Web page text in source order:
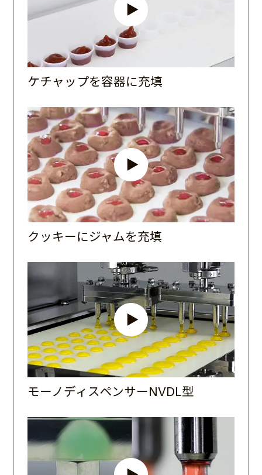
ケチャップを容器に充填
クッキーにジャムを充填
モーノディスペンサーNVDL型